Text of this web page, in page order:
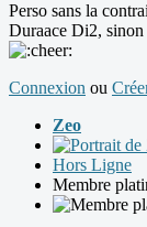
Perso sans la
Duraace Di2,
Connexion ou
Zeo
Hors Ligne
Membre